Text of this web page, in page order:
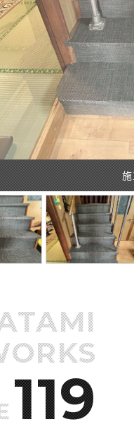
119